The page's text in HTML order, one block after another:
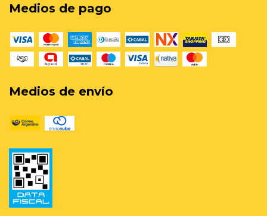
Medios de pago
Medios de envío